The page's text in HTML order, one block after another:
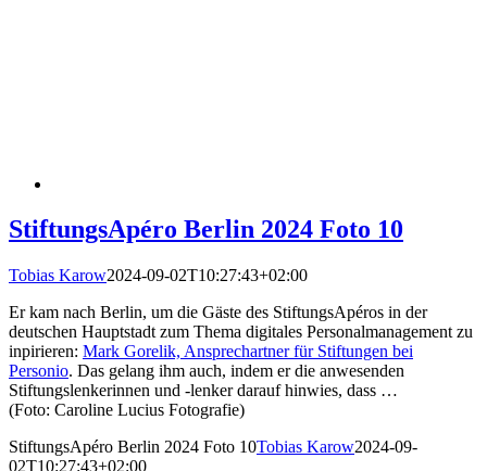
StiftungsApéro Berlin 2024 Foto 10
Tobias Karow2024-09-02T10:27:43+02:00
Er kam nach Berlin, um die Gäste des StiftungsApéros in der
deutschen Hauptstadt zum Thema digitales Personalmanagement zu
inpirieren: Mark Gorelik, Ansprechartner für Stiftungen bei
Personio. Das gelang ihm auch, indem er die anwesenden
Stiftungslenkerinnen und -lenker darauf hinwies, dass …
(Foto: Caroline Lucius Fotografie)
StiftungsApéro Berlin 2024 Foto 10Tobias Karow2024-09-
02T10:27:43+02:00